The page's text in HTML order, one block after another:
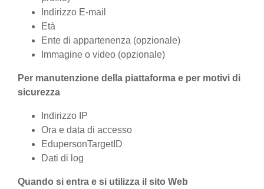
Indirizzo E-mail
Età
Ente di appartenenza (opzionale)
Immagine o video (opzionale)
Per manutenzione della piattaforma e per motivi di
sicurezza
Indirizzo IP
Ora e data di accesso
EdupersonTargetID
Dati di log
Quando si entra e si utilizza il sito Web